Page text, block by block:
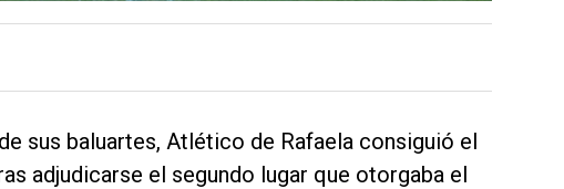
sus baluartes, Atlético de Rafaela consiguió el
adjudicarse el segundo lugar que otorgaba el